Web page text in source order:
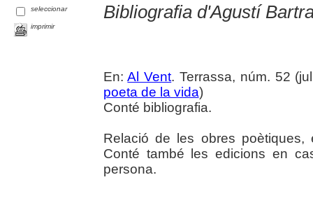
seleccionar
imprimir
Bibliografia d'Agustí
En:Al Vent. Terrassa, núm. 52
poeta de la vida)
Conté bibliografia.
Relació de les obres
Conté també les edicions en
persona.